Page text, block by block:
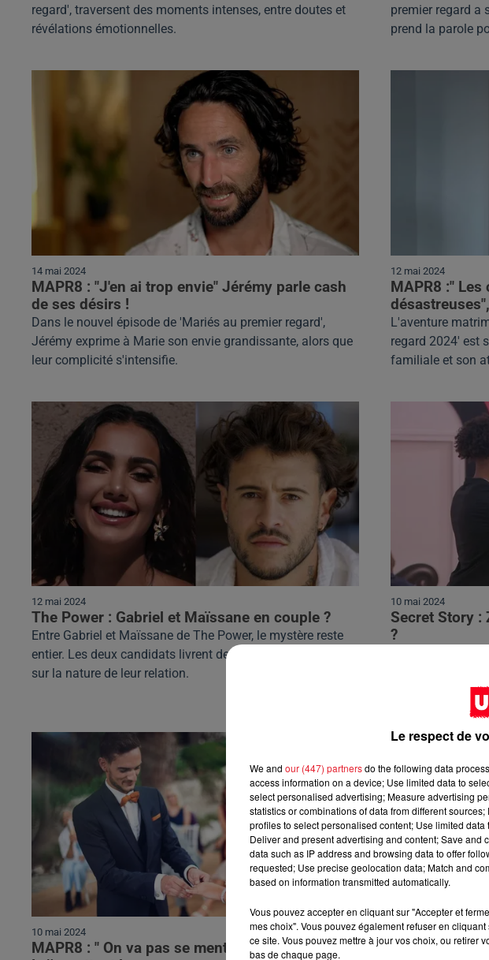
regard', traversent des moments intenses, entre doutes et
révélations émotionnelles.
premier regard a
prend la parole
14 mai 2024
MAPR8 : "J'en ai trop envie" Jérémy parle cash
de ses désirs !
Dans le nouvel épisode de 'Mariés au premier regard',
Jérémy exprime à Marie son envie grandissante, alors que
leur complicité s'intensifie.
12 mai 2024
MAPR8 :"
L'aventure
regard 2024' est
familiale et son
12 mai 2024
The Power : Gabriel et Maïssane en couple ?
Entre Gabriel et Maïssane de The Power, le mystère reste
entier. Les deux candidats livrent des versions différentes
sur la nature de leur relation.
10 mai 2024
Secret Story :
?
rumeurs sur sa
10 mai 2024
MAPR8 : " On va pas se mentir...", Ophélie et
8 mai 2024
MAPR : Une
Le respect de
We and our (447) partnersdo the following data
access information on a device; Use limited data to
select personalised advertising; Measure advertising
statistics or combinations of data from different
profiles to select personalised content; Use limited
Deliver and present advertising and content; Save
data such as IP address and browsing data to offer
requested; Use precise geolocation data; Match and
based on information transmitted automatically.
Vous pouvez accepter en cliquant sur "Accepter et
mes choix". Vous pouvez également refuser en
ce site. Vous pouvez mettre à jour vos choix, ou retirer
bas de chaque page.